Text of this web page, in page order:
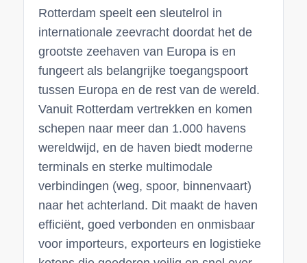
Rotterdam speelt een sleutelrol in
internationale zeevracht doordat het de
grootste zeehaven van Europa is en
fungeert als belangrijke toegangspoort
tussen Europa en de rest van de wereld.
Vanuit Rotterdam vertrekken en komen
schepen naar meer dan 1.000 havens
wereldwijd, en de haven biedt moderne
terminals en sterke multimodale
verbindingen (weg, spoor, binnenvaart)
naar het achterland. Dit maakt de haven
efficiënt, goed verbonden en onmisbaar
voor importeurs, exporteurs en logistieke